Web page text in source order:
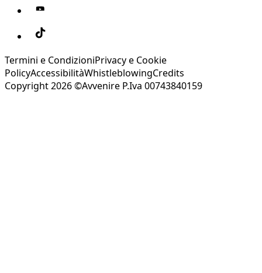
Termini e CondizioniPrivacy e Cookie
PolicyAccessibilitàWhistleblowingCredits
Copyright 2026 ©Avvenire P.Iva 00743840159